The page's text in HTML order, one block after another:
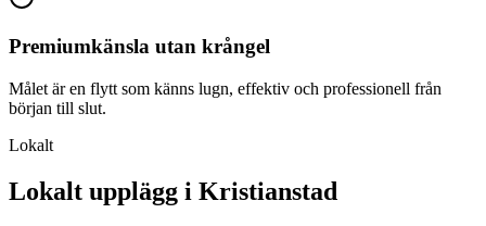
Premiumkänsla utan krångel
Målet är en flytt som känns lugn, effektiv och professionell från
början till slut.
Lokalt
Lokalt upplägg i Kristianstad